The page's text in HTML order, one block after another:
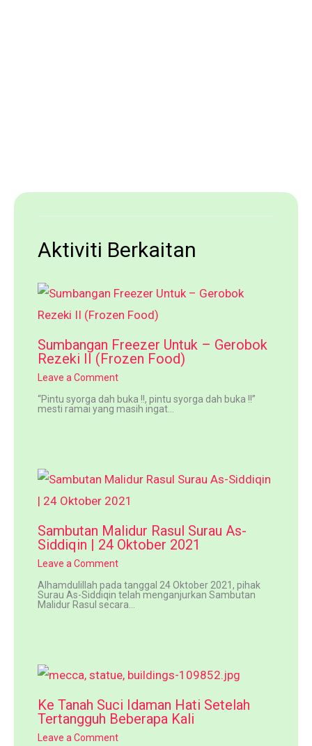
Aktiviti Berkaitan
Sumbangan Freezer Untuk – Gerobok
Rezeki II (Frozen Food)
Leave a Comment
“Pintu syorga dah buka !!, pintu syorga dah buka !!”
mesti ramai yang masih ingat…
Sambutan Malidur Rasul Surau As-
Siddiqin | 24 Oktober 2021
Leave a Comment
Alhamdulillah pada tanggal 24 Oktober 2021, pihak
Surau As-Siddiqin telah menganjurkan Sambutan
Malidur Rasul secara…
Ke Tanah Suci Idaman Hati Setelah
Tertangguh Beberapa Kali
Leave a Comment